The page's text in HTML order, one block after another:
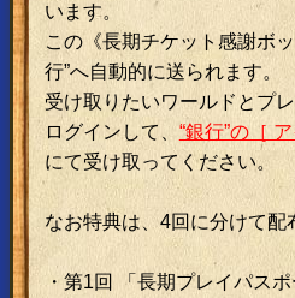
います。
この《長期チケット感謝ボ
行”へ自動的に送られます。
受け取りたいワールドとプ
ログインして、 “銀行”の［
にて受け取ってください。
なお特典は、4回に分けて配
・第1回 「長期プレイパス